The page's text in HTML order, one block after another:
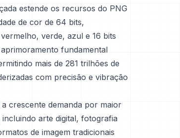
estende os recursos do PNG
de cor de 64 bits,
verde, azul e 16 bits
fundamental
mais de 281 trilhões de
com precisão e vibração
crescente demanda por maior
incluindo arte digital, fotografia
de imagem tradicionais